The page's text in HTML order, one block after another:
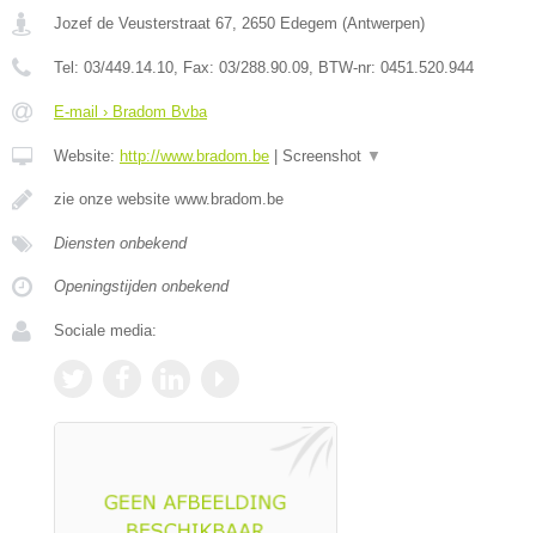
Jozef de Veusterstraat 67 2650 Edegem (Antwerpen)
Tel: 03/449.14.10 , Fax: 03/288.90.09 , BTW-nr: 0451.520.944
E-mail › Bradom Bvba
Website: http://www.bradom.be | Screenshot ▼
zie onze website www.bradom.be
Diensten onbekend
Openingstijden onbekend
Sociale media: